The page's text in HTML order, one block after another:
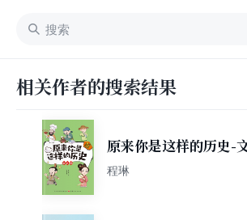
相关作者的搜索结果
原来你是这样的历史-
程琳